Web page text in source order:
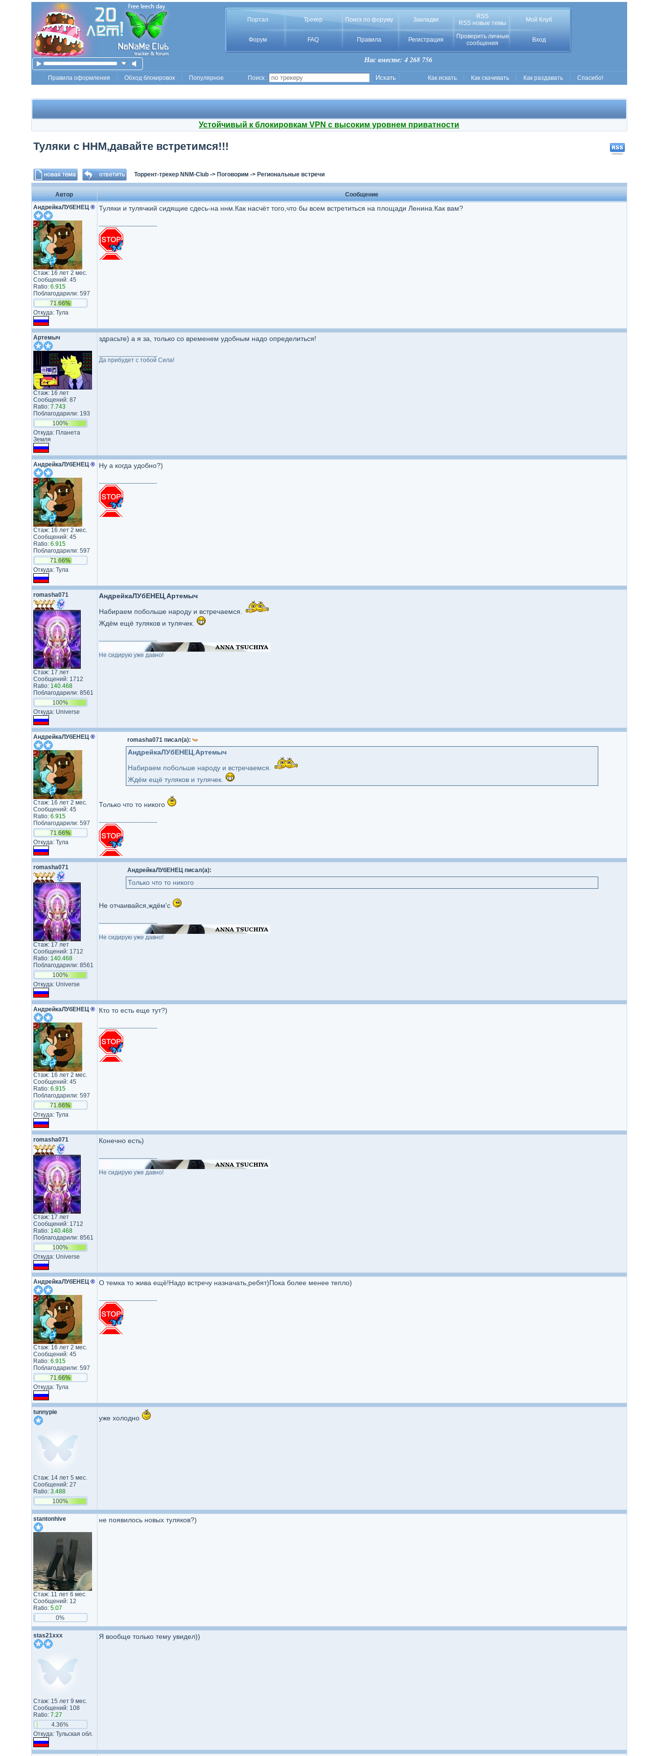
Портал Трекер Поиск по форуму Закладки
RSS
RSS новые темы
Мой Клуб
Форум FAQ Правила Регистрация
Проверить личные
сообщения
Вход
Нас вместе: 4 268 756
Правила оформления Обход блокировок Популярное Поиск : Как искать Как скачивать Как раздавать Спасибо!
Устойчивый к блокировкам VPN с высоким уровнем приватности
Туляки с ННМ,давайте встретимся!!!
Торрент-трекер NNM-Club-> Поговорим -> Региональные встречи
Автор
Сообщение
АндрейкаЛУбЕНЕЦ ®
Стаж: 16 лет 2 мес.
Сообщений: 45
Ratio: 6.915
Поблагодарили: 597
71.66%
Откуда: Тула
Туляки и тулячкий сидящие сдесь-на ннм.Как насчёт того,что бы всем встретиться на площади Ленина.Как вам?
Артемыч
Стаж: 16 лет
Сообщений: 87
Ratio: 7.743
Поблагодарили: 193
100%
Откуда: Планета
Земля
здрасьте) а я за, только со временем удобным надо определиться!
Да прибудет с тобой Сила!
АндрейкаЛУбЕНЕЦ ®
Стаж: 16 лет 2 мес.
Сообщений: 45
Ratio: 6.915
Поблагодарили: 597
71.66%
Откуда: Тула
Ну а когда удобно?)
romasha071
Стаж: 17 лет
Сообщений: 1712
Ratio: 140.468
Поблагодарили: 8561
100%
Откуда: Universe
АндрейкаЛУбЕНЕЦ, Артемыч
Набираем побольше народу и встречаемся.
Ждём ещё туляков и тулячек.
Не сидирую уже давно!
АндрейкаЛУбЕНЕЦ ®
Стаж: 16 лет 2 мес.
Сообщений: 45
Ratio: 6.915
Поблагодарили: 597
71.66%
Откуда: Тула
romasha071 писал(а):
АндрейкаЛУбЕНЕЦ, Артемыч
Набираем побольше народу и встречаемся.
Ждём ещё туляков и тулячек.
Только что то никого
romasha071
Стаж: 17 лет
Сообщений: 1712
Ratio: 140.468
Поблагодарили: 8561
100%
Откуда: Universe
АндрейкаЛУбЕНЕЦ писал(а):
Только что то никого
Не отчаивайся,ждём'с
Не сидирую уже давно!
АндрейкаЛУбЕНЕЦ ®
Стаж: 16 лет 2 мес.
Сообщений: 45
Ratio: 6.915
Поблагодарили: 597
71.66%
Откуда: Тула
Кто то есть еще тут?)
romasha071
Стаж: 17 лет
Сообщений: 1712
Ratio: 140.468
Поблагодарили: 8561
100%
Откуда: Universe
Конечно есть)
Не сидирую уже давно!
АндрейкаЛУбЕНЕЦ ®
Стаж: 16 лет 2 мес.
Сообщений: 45
Ratio: 6.915
Поблагодарили: 597
71.66%
Откуда: Тула
О темка то жива ещё!Надо встречу назначать,ребят)Пока более менее тепло)
tunnypie
Стаж: 14 лет 5 мес.
Сообщений: 27
Ratio: 3.488
100%
уже холодно
stantonhive
Стаж: 11 лет 6 мес.
Сообщений: 12
Ratio: 5.07
0%
не появилось новых туляков?)
stas21xxx
Стаж: 15 лет 9 мес.
Сообщений: 108
Ratio: 7.27
4.36%
Откуда: Тульская обл.
Я вообще только тему увидел))